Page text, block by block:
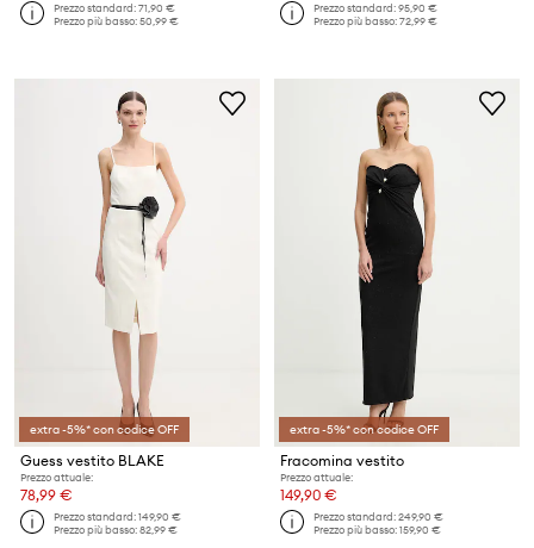
Prezzo standard:71,90 €
Prezzo più basso:50,99 €
Prezzo standard:95,90 €
Prezzo più basso:72,99 €
extra -5%* con codice OFF
Guess vestito BLAKE
Prezzo attuale:
78,99 €
Prezzo standard:149,90 €
Prezzo più basso:82,99 €
extra -5%* con codice OFF
Fracomina vestito
Prezzo attuale:
149,90 €
Prezzo standard:249,90 €
Prezzo più basso:159,90 €